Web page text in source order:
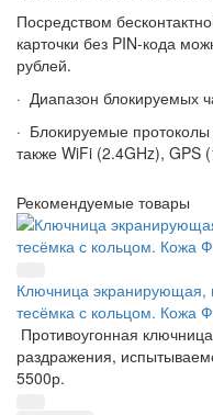
Посредством
карточки без PIN-кода
рублей.
· Диапазон блокируемых
· Блокируемые
также WiFi (2.4GHz), GPS
Рекомендуемые товары
Ключница экранирующая,
тесёмка с кольцом. Кожа
Противоугонная
раздражения,
5500р.